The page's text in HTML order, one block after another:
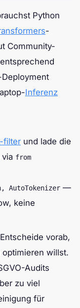
Python
-
Community-
Inferenz
filter und lade die
from
AutoTokenizer —
keine
Entscheide vorab,
optimieren willst.
Audits
zu viel
für